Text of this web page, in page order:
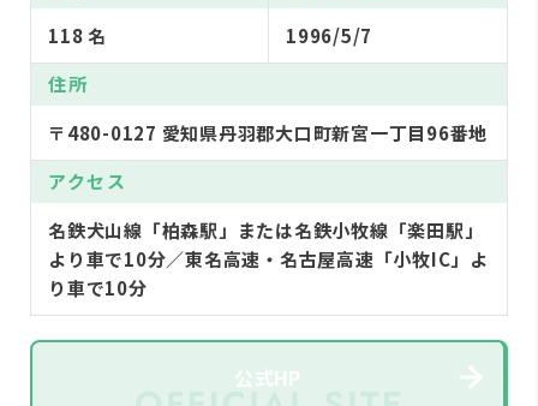
118 名
1996/5/7
住所
〒480-0127 愛知県丹羽郡大口町新宮一丁目96番地
アクセス
名鉄犬山線「柏森駅」または名鉄小牧線「楽田駅」
より車で10分／東名高速・名古屋高速「小牧IC」よ
り車で10分
公式HP